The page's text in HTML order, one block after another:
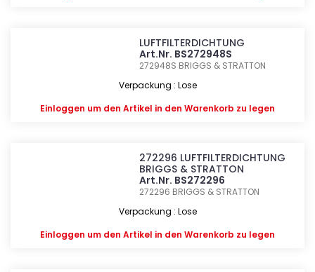
LUFTFILTERDICHTUNG
Art.Nr. BS272948S
272948S BRIGGS & STRATTON
Verpackung : Lose
Einloggen um den Artikel in den Warenkorb zu legen
272296 LUFTFILTERDICHTUNG
BRIGGS & STRATTON
Art.Nr. BS272296
272296 BRIGGS & STRATTON
Verpackung : Lose
Einloggen um den Artikel in den Warenkorb zu legen